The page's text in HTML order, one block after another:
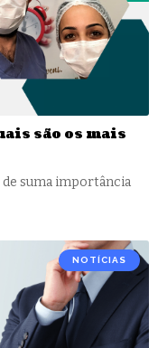
são os mais
de suma importância
NOTÍCIAS